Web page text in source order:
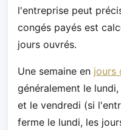
l'entreprise peut
congés payés est
jours ouvrés.
Une semaine en jours
généralement le
et le vendredi (si
ferme le lundi, les